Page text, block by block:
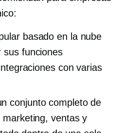
basado en la nube
sus funciones
con varias
conjunto completo de
marketing, ventas y